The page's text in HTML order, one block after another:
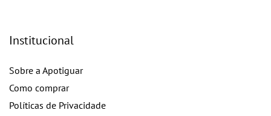
Institucional
Sobre a Apotiguar
Como comprar
Políticas de Privacidade